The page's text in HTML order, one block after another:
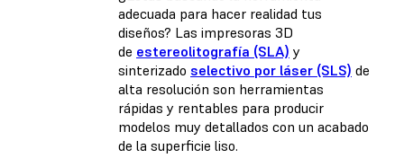
adecuada para hacer realidad tus
diseños? Las impresoras 3D
de estereolitografía (SLA) y
sinterizado selectivo por láser (SLS) de
alta resolución son herramientas
rápidas y rentables para producir
modelos muy detallados con un acabado
de la superficie liso.